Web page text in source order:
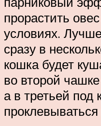
прорастить
условиях.
сразу в
кошка будет
во второй
а в третьей под